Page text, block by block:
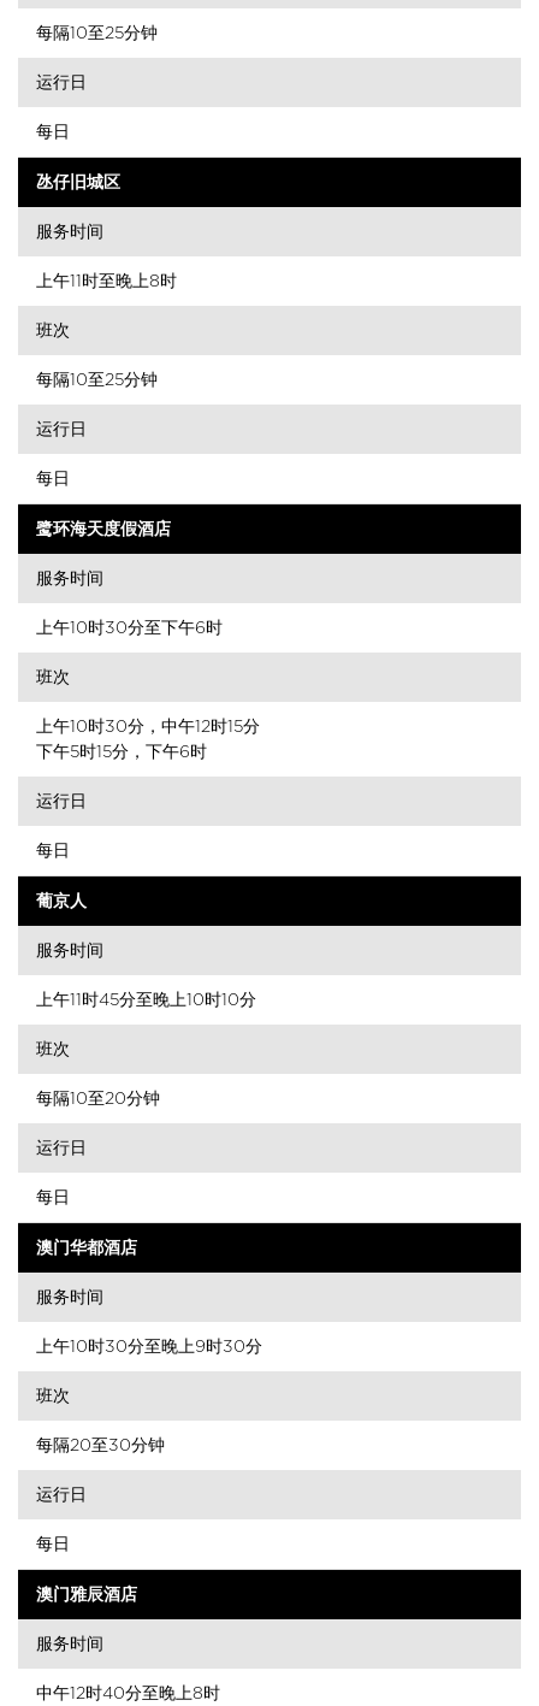
每隔10至25分钟
运行日
每日
氹仔旧城区
服务时间
上午11时至晚上8时
班次
每隔10至25分钟
运行日
每日
鹭环海天度假酒店
服务时间
上午10时30分至下午6时
班次
上午10时30分，中午12时15分
下午5时15分，下午6时
运行日
每日
葡京人
服务时间
上午11时45分至晚上10时10分
班次
每隔10至20分钟
运行日
每日
澳门华都酒店
服务时间
上午10时30分至晚上9时30分
班次
每隔20至30分钟
运行日
每日
澳门雅辰酒店
服务时间
中午12时40分至晚上8时